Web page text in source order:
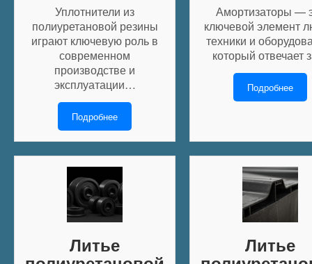
Уплотнители из
полиуретановой резины
играют ключевую роль в
современном
производстве и
эксплуатации…
Подробнее
Амортизаторы —
ключевой элемент
техники и
который отвечает
Подробнее
Литье
Литье